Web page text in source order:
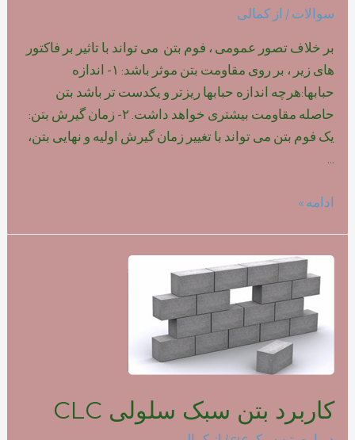
سوالات / از کمالی
بر خلاف تصور عمومی ، فوم بتن می تواند با تاثیر بر فاکتور
های زیر ، بر روی مقاومت بتن موثر باشد: ۱- اندازه
حبابها:هرچه اندازه حبابها ریزتر و یکدست تر باشد بتن
حاصله مقاومت بیشتری خواهد داشت. ۲- زمان گیرش بتن:
یک فوم بتن می تواند با تغییر زمان گیرش اولیه و نهایی بتن،
تاثیر
روی
مقاومت
بتن
ادامه »
کاربرد بتن سبک سلولی CLC